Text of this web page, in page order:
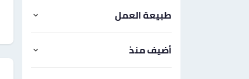
طبيعة العمل
أضيف منذ